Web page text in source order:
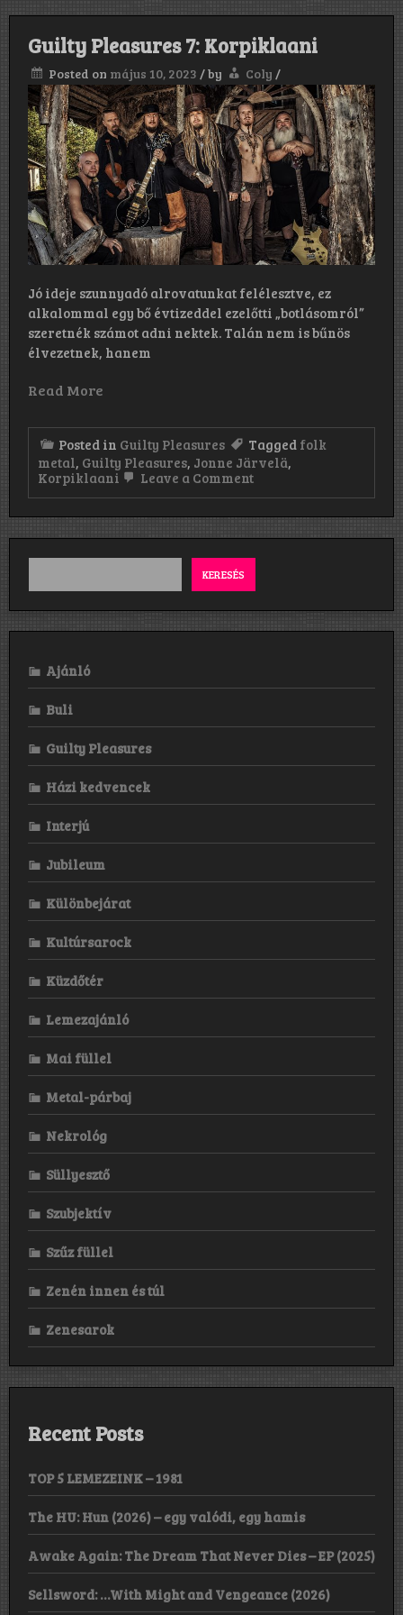
Guilty Pleasures 7: Korpiklaani
Posted on május 10, 2023 /by Coly /
Jó ideje szunnyadó alrovatunkat felélesztve, ez
alkalommal egy bő évtizeddel ezelőtti „botlásomról”
szeretnék számot adni nektek. Talán nem is bűnös
élvezetnek, hanem
Read More
Posted in Guilty Pleasures Tagged folk
metal, Guilty Pleasures, Jonne Järvelä,
Korpiklaani
Leave a Commenton
7:
Korpiklaani
KERESÉS
Ajánló
Buli
Guilty Pleasures
Házi kedvencek
Interjú
Jubileum
Különbejárat
Kultúrsarock
Küzdőtér
Lemezajánló
Mai füllel
Metal-párbaj
Nekrológ
Süllyesztő
Szubjektív
Szűz füllel
Zenén innen és túl
Zenesarok
Recent Posts
TOP 5 LEMEZEINK – 1981
The HU: Hun (2026) – egy valódi, egy hamis
Awake Again: The Dream That Never Dies – EP (2025)
Sellsword: …With Might and Vengeance (2026)